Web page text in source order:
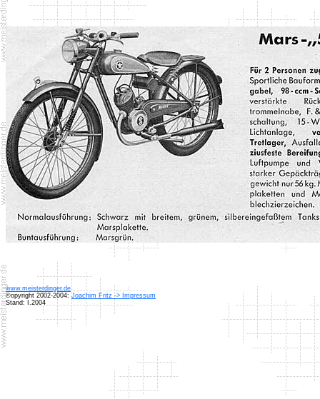
www.meisterdinger.de
©opyright 2002-2004: Joachim Fritz -> Impressum
Stand: I.2004